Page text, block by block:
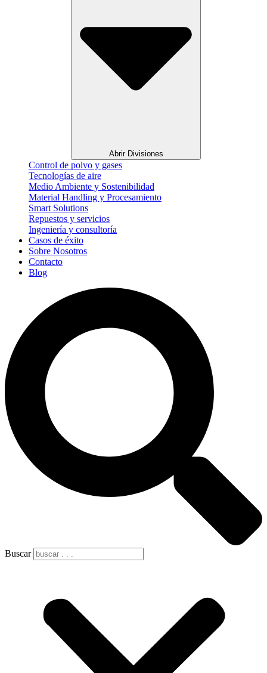
Abrir Divisiones
Control de polvo y gases
Tecnologías de aire
Medio Ambiente y Sostenibilidad
Material Handling y Procesamiento
Smart Solutions
Repuestos y servicios
Ingeniería y consultoría
Casos de éxito
Sobre Nosotros
Contacto
Blog
Buscar